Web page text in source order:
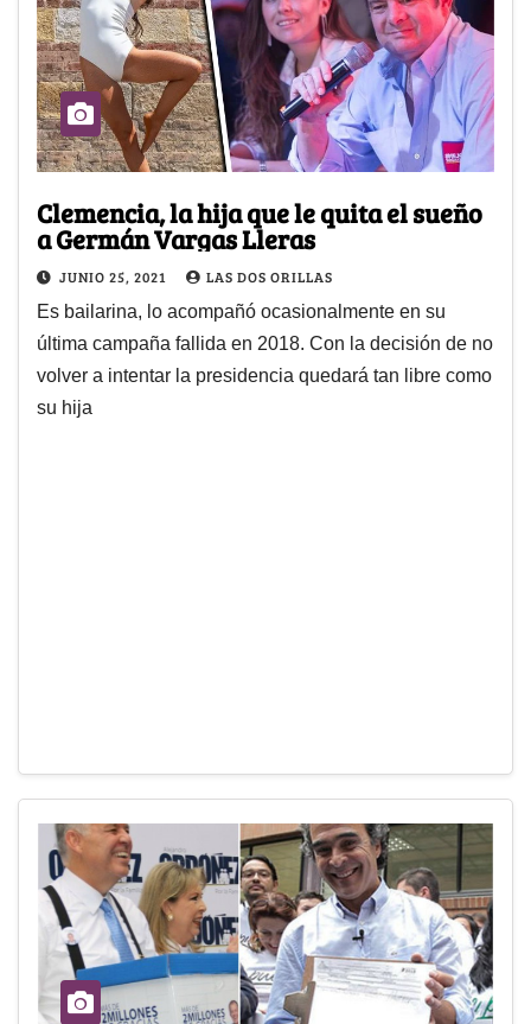
Clemencia, la hija que le quita el sueño
a Germán Vargas Lleras
JUNIO 25, 2021 LAS DOS ORILLAS
Es bailarina, lo acompañó ocasionalmente en su
última campaña fallida en 2018. Con la decisión de no
volver a intentar la presidencia quedará tan libre como
su hija